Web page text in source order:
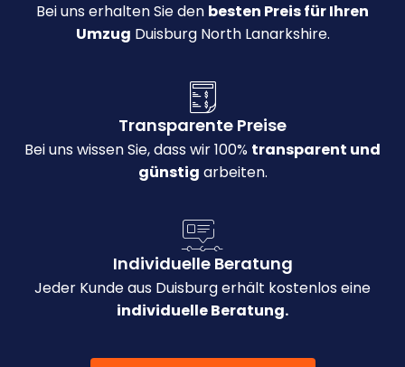
Bei uns erhalten Sie den besten Preis für Ihren
Umzug Duisburg North Lanarkshire.
Transparente Preise
Bei uns wissen Sie, dass wir 100% transparent und
günstig arbeiten.
Individuelle Beratung
Jeder Kunde aus Duisburg erhält kostenlos eine
individuelle Beratung.